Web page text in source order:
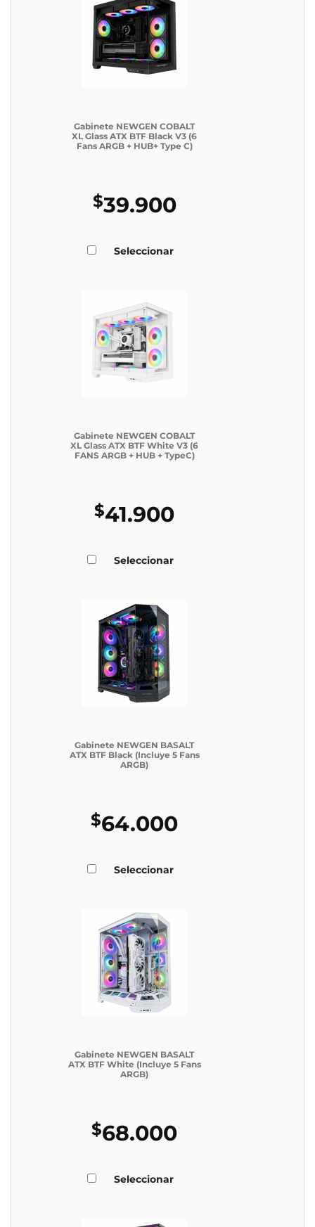
Gabinete NEWGEN COBALT
XL Glass ATX BTF Black V3 (6
Fans ARGB + HUB+ Type C)
$39.900
Seleccionar
Gabinete NEWGEN COBALT
XL Glass ATX BTF White V3 (6
FANS ARGB + HUB + TypeC)
$41.900
Seleccionar
Gabinete NEWGEN BASALT
ATX BTF Black (Incluye 5 Fans
ARGB)
$64.000
Seleccionar
Gabinete NEWGEN BASALT
ATX BTF White (Incluye 5 Fans
ARGB)
$68.000
Seleccionar